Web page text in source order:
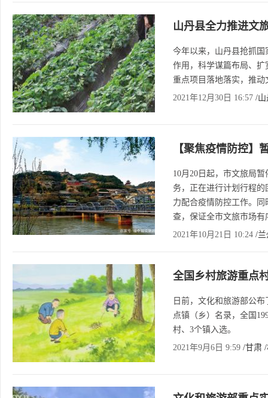
山丹县全力推进文
今年以来，山丹县抢抓
作用，科学谋篇布局、
重点项目落地落实，推
2021年12月30日 16:57 /山
【聚焦疫情防控】
10月20日起，市文旅局
务，正在进行计划行程
力配合疫情防控工作。
查，保证全市文旅市场有
2021年10月21日 10:24 /兰
全国乡村旅游重点
日前，文化和旅游部公
点镇（乡）名录，全国
村、3个镇入选。
2021年9月6日 9:59 /甘肃